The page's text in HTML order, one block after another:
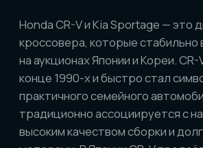
высоким качеством сборки и долговечными
моторами. В Японии CR-V продаётся активно,
поэтому на аукционах встречается большое
количество вариантов с прозрачной историей
эксплуатации.
Kia Sportage, в свою очередь, прошёл
десятилетия. Если первые поколения
позиционировались как доступные кроссоверы,